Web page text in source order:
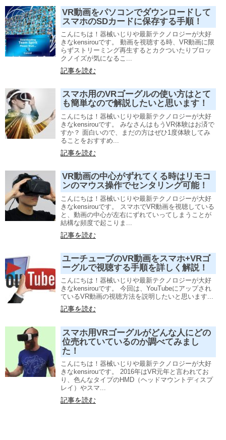
VR動画をパソコンでダウンロードして
スマホのSDカードに保存する手順！
こんにちは！器械いじりや最新テクノロジーが大好
きなkensirouです。 動画を視聴する時、VR動画に限
らずストリーミング再生するとカクついたりブロッ
クノイズが気になるこ...
記事を読む
スマホ用のVRゴーグルの使い方はとて
も簡単なので解説したいと思います！
こんにちは！器械いじりや最新テクノロジーが大好
きなkensirouです。 みなさんはもうVR体験はお済で
すか？ 面白いので、まだの方はぜひ1度体験してみ
ることをおすすめ...
記事を読む
VR動画の中心がずれてくる時はリモコ
ンのマウス操作でセンタリング可能！
こんにちは！器械いじりや最新テクノロジーが大好
きなkensirouです。 スマホでVR動画を視聴している
と、動画の中心が左右にずれていってしまうことが
結構な頻度で起こりま...
記事を読む
ユーチューブのVR動画をスマホ+VRゴ
ーグルで視聴する手順を詳しく解説！
こんにちは！器械いじりや最新テクノロジーが大好
きなkensirouです。 今回は、YouTubeにアップされ
ているVR動画の視聴方法を説明したいと思います...
記事を読む
スマホ用VRゴーグルがどんな人にどの
位売れていているのか調べてみまし
た！
こんにちは！器械いじりや最新テクノロジーが大好
きなkensirouです。 2016年はVR元年と言われてお
り、色んなタイプのHMD（ヘッドマウントディスプ
レイ）やスマ...
記事を読む